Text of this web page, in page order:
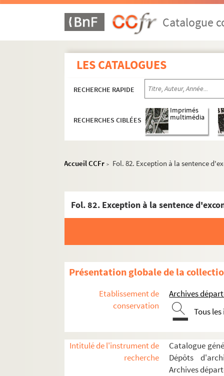
Catalogue
LES CATALOGUES
RECHERCHE RAPIDE
RECHERCHES CIBLÉES
Imprimés
multimédia
Accueil CCFr > Fol. 82. Exception à la sentence
Présentation globale de la
Etablissement de
conservation
Archives
Tous
Intitulé de l'instrument de
recherche
Catalogue
Dépôts
Archives